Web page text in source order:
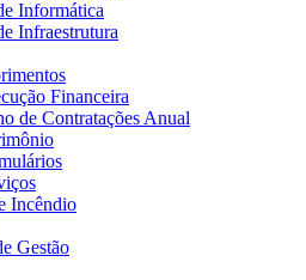
Informática
Infraestrutura
Financeira
de Contratações Anual
Incêndio
Gestão